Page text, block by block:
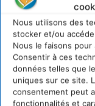
Nous utilisons des
stocker et/ou
Nous le faisons pour
Consentir à ces
données telles que
uniques sur ce site.
consentement peut
fonctionnalités et
À la croisée des
festif, objectif
l’initiative portée
voie intéressante,
La Responsabilité
devenue
appels d’offres de